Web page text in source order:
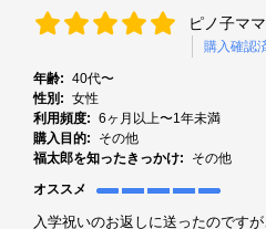
ピノ子マ
購入確認
年齢: 40代〜
性別: 女性
利用頻度: 6ヶ月以上〜1年未満
購入目的:
その他
福太郎を知ったきっかけ:
その他
オススメ
入学祝いのお返しに送ったのです